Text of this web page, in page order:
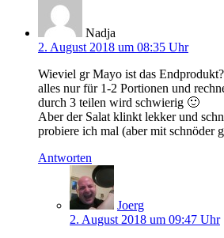
Nadja
2. August 2018 um 08:35 Uhr
Wieviel gr Mayo ist das
alles nur für 1-2 Portionen und
durch 3 teilen wird schwierig 🙂
Aber der Salat klinkt lekker und
probiere ich mal (aber mit schnöder
Antworten
Joerg
2. August 2018 um 09:47 Uhr